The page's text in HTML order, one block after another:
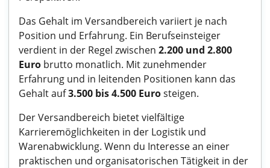
Das Gehalt im Versandbereich variiert je nach
Position und Erfahrung. Ein Berufseinsteiger
verdient in der Regel zwischen 2.200 und 2.800
Euro brutto monatlich. Mit zunehmender
Erfahrung und in leitenden Positionen kann das
Gehalt auf3.500 bis 4.500 Eurosteigen.
Der Versandbereich bietet vielfältige
Karrieremöglichkeiten in der Logistik und
Warenabwicklung. Wenn du Interesse an einer
praktischen und organisatorischen Tätigkeit in der